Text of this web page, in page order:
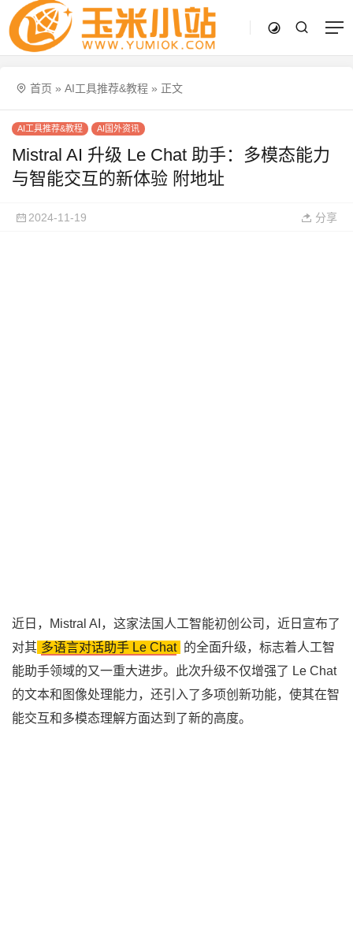
首页 » AI工具推荐&教程 » 正文
AI工具推荐&教程 AI国外资讯
Mistral AI 升级 Le Chat 助手：多模态能力
与智能交互的新体验 附地址
2024-11-19 分享
近日，Mistral AI，这家法国人工智能初创公司，近日宣布了
对其 多语言对话助手 Le Chat 的全面升级，标志着人工智
能助手领域的又一重大进步。此次升级不仅增强了 Le Chat
的文本和图像处理能力，还引入了多项创新功能，使其在智
能交互和多模态理解方面达到了新的高度。